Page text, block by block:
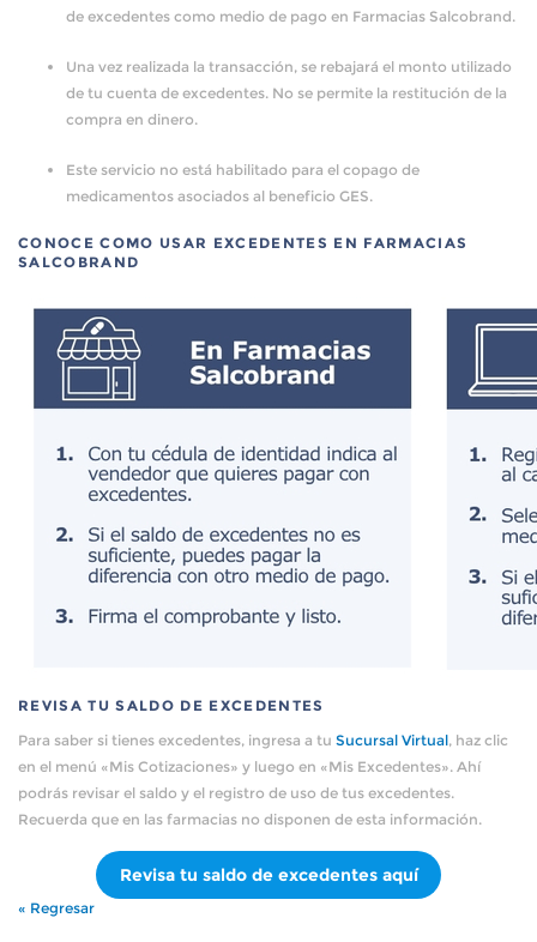
de excedentes como medio de pago en Farmacias Salcobrand.
Una vez realizada la transacción, se rebajará el monto utilizado
de tu cuenta de excedentes. No se permite la restitución de la
compra en dinero.
Este servicio no está habilitado para el copago de
medicamentos asociados al beneficio GES.
CONOCE COMO USAR EXCEDENTES EN FARMACIAS
SALCOBRAND
REVISA TU SALDO DE EXCEDENTES
Para saber si tienes excedentes, ingresa a tu Sucursal Virtual, haz clic
en el menú «Mis Cotizaciones» y luego en «Mis Excedentes». Ahí
podrás revisar el saldo y el registro de uso de tus excedentes.
Recuerda que en las farmacias no disponen de esta información.
Revisa tu saldo de excedentes aquí
« Regresar